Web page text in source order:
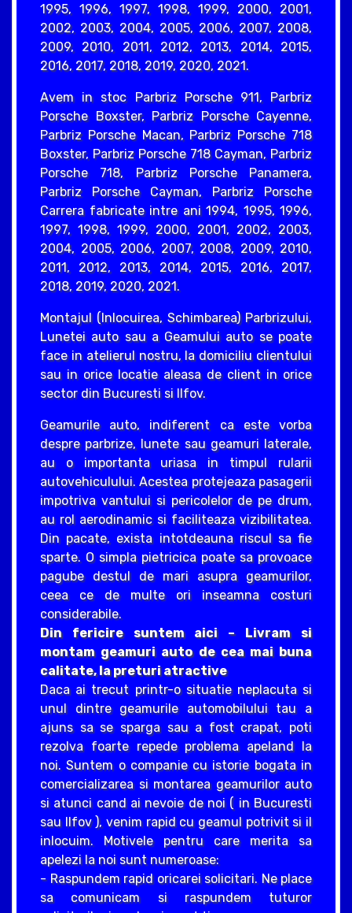
1995, 1996, 1997, 1998, 1999, 2000, 2001,
2002, 2003, 2004, 2005, 2006, 2007, 2008,
2009, 2010, 2011, 2012, 2013, 2014, 2015,
2016, 2017, 2018, 2019, 2020, 2021.
Avem in stoc Parbriz Porsche 911, Parbriz
Porsche Boxster, Parbriz Porsche Cayenne,
Parbriz Porsche Macan, Parbriz Porsche 718
Boxster, Parbriz Porsche 718 Cayman, Parbriz
Porsche 718, Parbriz Porsche Panamera,
Parbriz Porsche Cayman, Parbriz Porsche
Carrera fabricate intre ani 1994, 1995, 1996,
1997, 1998, 1999, 2000, 2001, 2002, 2003,
2004, 2005, 2006, 2007, 2008, 2009, 2010,
2011, 2012, 2013, 2014, 2015, 2016, 2017,
2018, 2019, 2020, 2021.
Montajul (Inlocuirea, Schimbarea) Parbrizului,
Lunetei auto sau a Geamului auto se poate
face in atelierul nostru, la domiciliu clientului
sau in orice locatie aleasa de client in orice
sector din Bucuresti si Ilfov.
Geamurile auto, indiferent ca este vorba
despre parbrize, lunete sau geamuri laterale,
au o importanta uriasa in timpul rularii
autovehiculului. Acestea protejeaza pasagerii
impotriva vantului si pericolelor de pe drum,
au rol aerodinamic si faciliteaza vizibilitatea.
Din pacate, exista intotdeauna riscul sa fie
sparte. O simpla pietricica poate sa provoace
pagube destul de mari asupra geamurilor,
ceea ce de multe ori inseamna costuri
considerabile.
Din fericire suntem aici – Livram si
montam geamuri auto de cea mai buna
calitate, la preturi atractive
Daca ai trecut printr-o situatie neplacuta si
unul dintre geamurile automobilului tau a
ajuns sa se sparga sau a fost crapat, poti
rezolva foarte repede problema apeland la
noi. Suntem o companie cu istorie bogata in
comercializarea si montarea geamurilor auto
si atunci cand ai nevoie de noi ( in Bucuresti
sau Ilfov ), venim rapid cu geamul potrivit si il
inlocuim. Motivele pentru care merita sa
apelezi la noi sunt numeroase:
- Raspundem rapid oricarei solicitari. Ne place
sa comunicam si raspundem tuturor